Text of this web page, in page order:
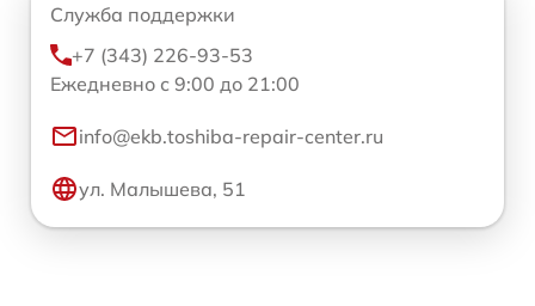
Служба поддержки
+7 (343) 226-93-53
Ежедневно с 9:00 до 21:00
info@ekb.toshiba-repair-center.ru
ул. Малышева, 51